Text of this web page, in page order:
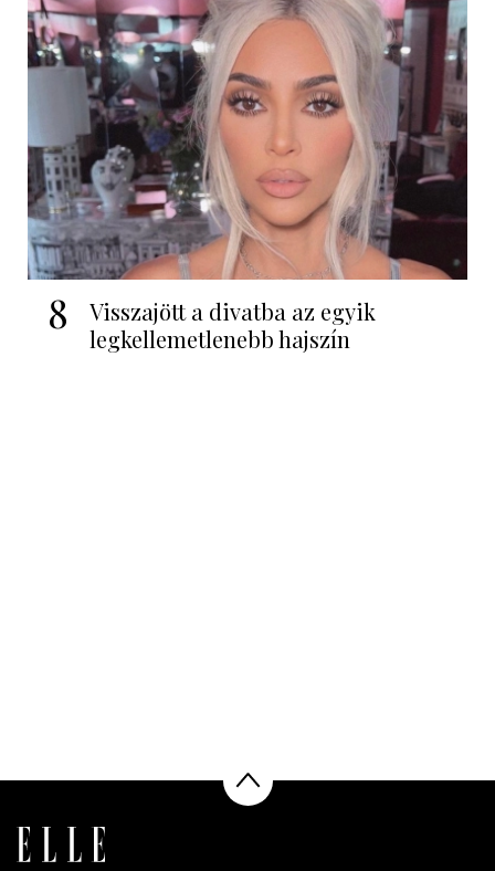
8
Visszajött a divatba az egyik
legkellemetlenebb hajszín